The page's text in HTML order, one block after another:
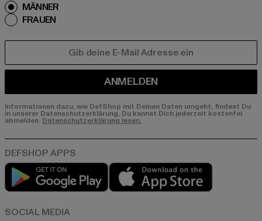
MÄNNER
FRAUEN
ANMELDEN
Informationen dazu, wie DefShop mit Deinen Daten umgeht, findest Du
in unserer Datenschutzerklärung. Du kannst Dich jederzeit kostenfei
abmelden. Datenschutzerklärung lesen.
Play market